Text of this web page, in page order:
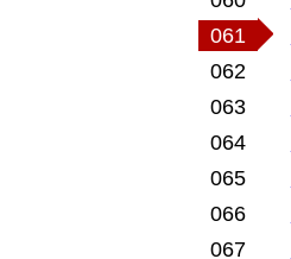
061
062
063
064
065
066
067